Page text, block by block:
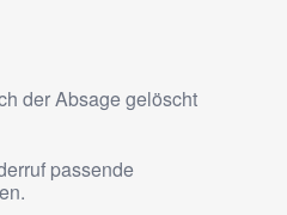
der Absage gelöscht
passende